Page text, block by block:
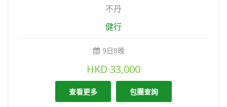
不丹
健行
9日8晚
HKD 33,000
查看更多 包團查詢